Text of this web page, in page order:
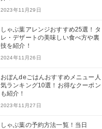
2023年11月29日
しゃぶ葉アレンジおすすめ25選！タ
レ・デザートの美味しい食べ方や裏
技を紹介！
2024年11月26日
おぼんdeごはんおすすめメニュー人
気ランキング10選！お得なクーポン
も紹介！
2023年11月27日
しゃぶ葉の予約方法一覧！当日